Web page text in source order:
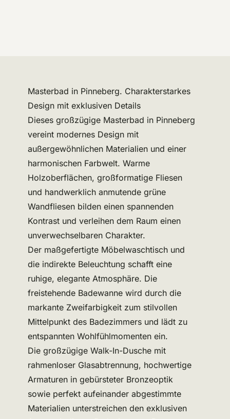
Masterbad in Pinneberg. Charakterstarkes
Design mit exklusiven Details
Dieses großzügige Masterbad in Pinneberg
vereint modernes Design mit
außergewöhnlichen Materialien und einer
harmonischen Farbwelt. Warme
Holzoberflächen, großformatige Fliesen
und handwerklich anmutende grüne
Wandfliesen bilden einen spannenden
Kontrast und verleihen dem Raum einen
unverwechselbaren Charakter.
Der maßgefertigte Möbelwaschtisch und
die indirekte Beleuchtung schafft eine
ruhige, elegante Atmosphäre. Die
freistehende Badewanne wird durch die
markante Zweifarbigkeit zum stilvollen
Mittelpunkt des Badezimmers und lädt zu
entspannten Wohlfühlmomenten ein.
Die großzügige Walk-In-Dusche mit
rahmenloser Glasabtrennung, hochwertige
Armaturen in gebürsteter Bronzeoptik
sowie perfekt aufeinander abgestimmte
Materialien unterstreichen den exklusiven